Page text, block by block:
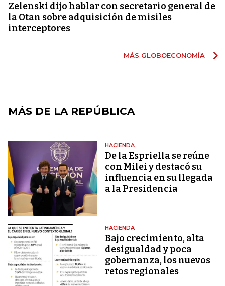
Zelenski dijo hablar con secretario general de
la Otan sobre adquisición de misiles
interceptores
MÁS GLOBOECONOMÍA
MÁS DE LA REPÚBLICA
HACIENDA
De la Espriella se reúne
con Milei y destacó su
influencia en su llegada
a la Presidencia
HACIENDA
Bajo crecimiento, alta
desigualdad y poca
gobernanza, los nuevos
retos regionales